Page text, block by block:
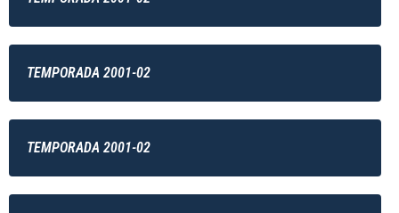
TEMPORADA 2001-02
TEMPORADA 2001-02